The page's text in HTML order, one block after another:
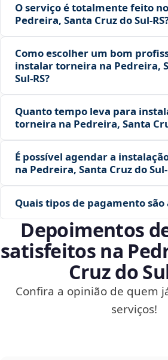
O serviço é totalmente feito
Pedreira, Santa Cruz do
Como escolher um bom
instalar torneira na Pedreira,
Sul‑RS?
Quanto tempo leva para
torneira na Pedreira, Santa
É possível agendar a
na Pedreira, Santa Cruz do
Quais tipos de pagamento são
Depoimentos
satisfeitos na
Cruz do
Confira a opinião de quem
serviços!